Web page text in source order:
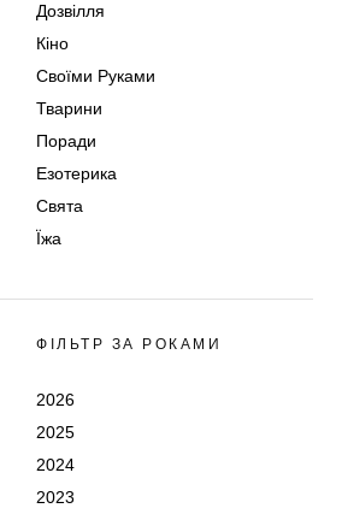
Дозвілля
Кіно
Своїми Руками
Тварини
Поради
Езотерика
Свята
Їжа
ФІЛЬТР ЗА РОКАМИ
2026
2025
2024
2023